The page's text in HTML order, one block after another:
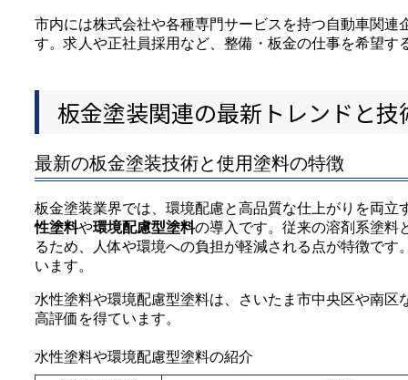
市内には株式会社や各種専門サービスを持つ自動車関
す。求人や正社員採用など、整備・板金の仕事を希望す
板金塗装関連の最新トレンドと技
最新の板金塗装技術と使用塗料の特徴
板金塗装業界では、環境配慮と高品質な仕上がりを両
性塗料や環境配慮型塗料の導入です。従来の溶剤系塗料
るため、人体や環境への負担が軽減される点が特徴で
います。
水性塗料や環境配慮型塗料は、さいたま市中央区や南
高評価を得ています。
水性塗料や環境配慮型塗料の紹介